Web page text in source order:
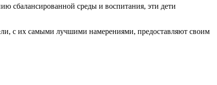
сбалансированной среды и воспитания, эти дети
с их самыми лучшими намерениями, предоставляют своим